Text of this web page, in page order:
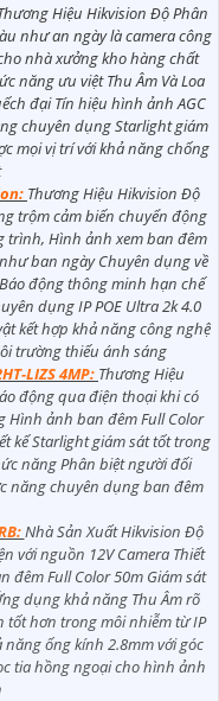
Hiệu Hikvision Độ Phân
như an ngày là camera công
nhà xưởng kho hàng chất
năng ưu việt Thu Âm Và Loa
đại Tín hiệu hình ảnh AGC
chuyên dụng Starlight giám
mọi vị trí với khả năng chống
Thương Hiệu Hikvision Độ
trộm cảm biến chuyển động
trình, Hình ảnh xem ban đêm
ban ngày Chuyên dụng về
động thông minh hạn chế
dụng IP POE Ultra 2k 4.0
kết hợp khả năng công nghệ
trường thiếu ánh sáng
LIZS 4MP: Thương Hiệu
động qua điện thoại khi có
Hình ảnh ban đêm Full Color
kế Starlight giám sát tốt trong
năng Phân biệt người đối
năng chuyên dụng ban đêm
Nhà Sản Xuất Hikvision Độ
với nguồn 12V Camera Thiết
đêm Full Color 50m Giám sát
dụng khả năng Thu Âm rõ
tốt hơn trong môi nhiễm từ IP
năng ống kính 2.8mm với góc
tia hồng ngoại cho hình ảnh